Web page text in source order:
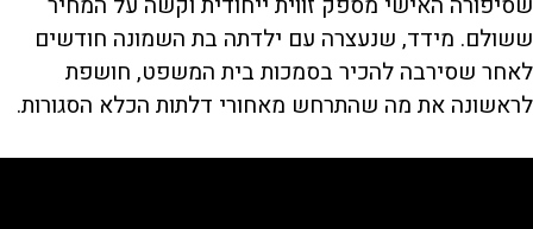
ששולם. מידד, שנעצרה עם ילדתה בת השמונה חודשים
לאחר שסירבה להכיר בסמכות בית המשפט, חושפת
לראשונה את מה שהתרחש מאחורי דלתות הכלא הסגורות.